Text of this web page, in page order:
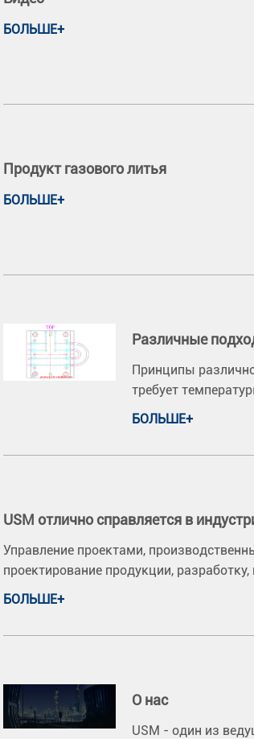
БОЛЬШЕ+
Продукт газового литья
БОЛЬШЕ+
Различные
Принципы
требует
БОЛЬШЕ+
USM отлично справляется в
Управление проектами,
проектирование продукции,
БОЛЬШЕ+
О нас
USM - один из